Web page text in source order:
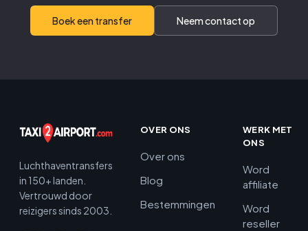
Boek een transfer Neem contact op
Luchthaventransfers
in 150+ landen.
Vertrouwd door
reizigers sinds 2003.
OVER ONS
Over ons
Blog
Bestemmingen
WERK MET
ONS
Word
affiliate
Word
reseller